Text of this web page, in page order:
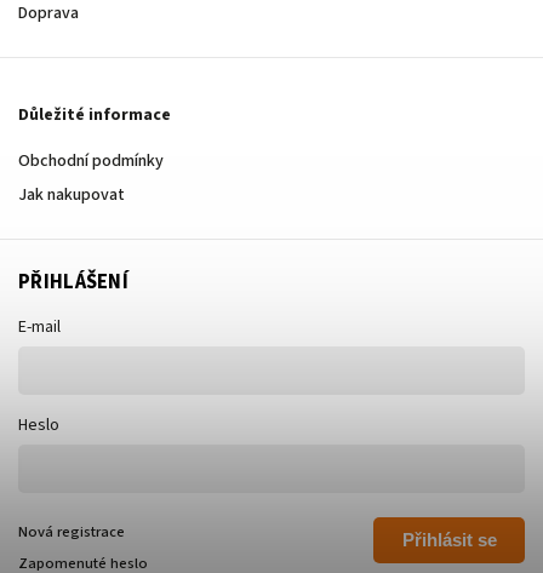
Doprava
Důležité informace
Obchodní podmínky
Jak nakupovat
PŘIHLÁŠENÍ
E-mail
Heslo
Přihlásit se
Nová registrace
Zapomenuté heslo